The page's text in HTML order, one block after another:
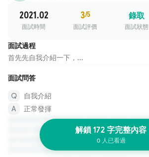
2021.02
面試時間
3/5
面試評價
錄取
面試狀態
面試過程
首先先自我介紹一下，...
面試問答
自我介紹
正常發揮
解鎖 172 字完整內容
0 人已看過